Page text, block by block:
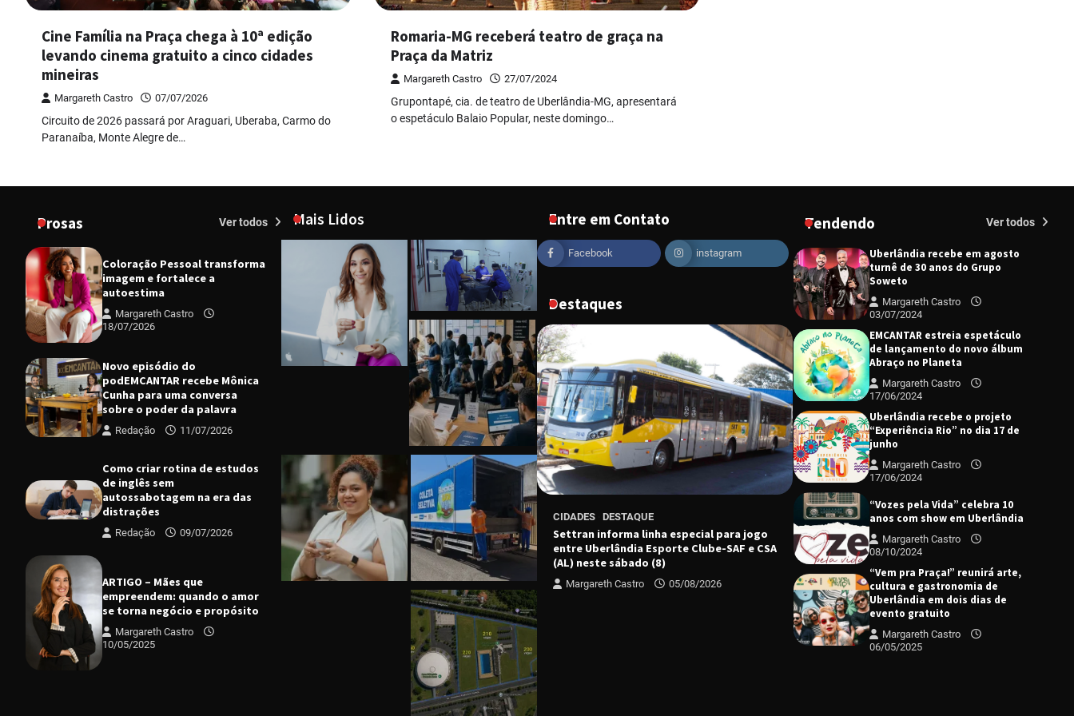
Cine Família na Praça chega à 10ª edição
levando cinema gratuito a cinco cidades
mineiras
Margareth Castro 07/07/2026
Circuito de 2026 passará por Araguari, Uberaba, Carmo do
Paranaíba, Monte Alegre de…
Romaria-MG receberá teatro de graça na
Praça da Matriz
Margareth Castro 27/07/2024
Grupontapé, cia. de teatro de Uberlândia-MG, apresentará
o espetáculo Balaio Popular, neste domingo…
Prosas Ver todos
Coloração Pessoal transforma
imagem e fortalece a
autoestima
Margareth Castro
18/07/2026
Novo episódio do
podEMCANTAR recebe Mônica
Cunha para uma conversa
sobre o poder da palavra
Redação 11/07/2026
Como criar rotina de estudos
de inglês sem
autossabotagem na era das
distrações
Redação 09/07/2026
ARTIGO – Mães que
empreendem: quando o amor
se torna negócio e propósito
Margareth Castro
10/05/2025
Mais Lidos Entre em Contato
Facebook instagram
Destaques
CIDADES DESTAQUE
Programa de Economia Criativa premia
projetos e forma nova turma em Uberaba
Margareth Castro 04/08/2026
CIDADES DESTAQUE
Settran informa linha especial para jogo
entre Uberlândia Esporte Clube-SAF e CSA
(AL) neste sábado (8)
Margareth Castro 05/08/2026
CULTURA DESTAQUE
Prefeitura promove programação
cultural para celebração dos 138 anos de
Uberlândia
Margareth Castro
Tendendo Ver todos
curso gratuito de Tricologia e
09/07/2024
Uberlândia recebe em agosto
turnê de 30 anos do Grupo
Soweto
Margareth Castro
03/07/2024
EMCANTAR estreia espetáculo
de lançamento do novo álbum
Abraço no Planeta
Margareth Castro
17/06/2024
Uberlândia recebe o projeto
“Experiência Rio” no dia 17 de
junho
Margareth Castro
17/06/2024
“Vozes pela Vida” celebra 10
anos com show em Uberlândia
Margareth Castro
08/10/2024
“Vem pra Praça!” reunirá arte,
cultura e gastronomia de
Uberlândia em dois dias de
evento gratuito
Margareth Castro
06/05/2025